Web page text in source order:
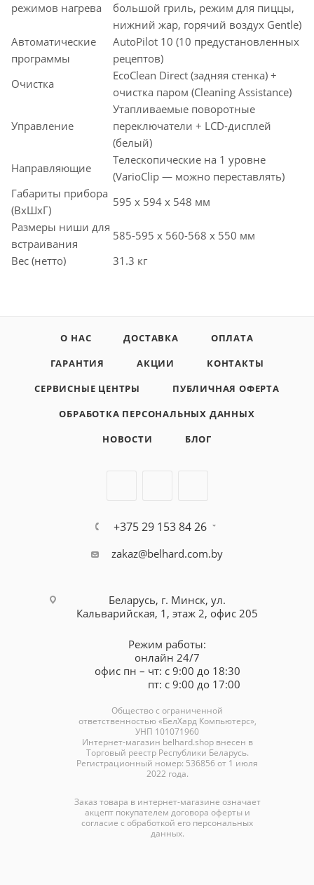
режимов нагрева
большой гриль, режим для пиццы,
нижний жар, горячий воздух Gentle)
Автоматические
программы
AutoPilot 10 (10 предустановленных
рецептов)
Очистка
EcoClean Direct (задняя стенка) +
очистка паром (Cleaning Assistance)
Управление
Утапливаемые поворотные
переключатели + LCD-дисплей
(белый)
Направляющие
Телескопические на 1 уровне
(VarioClip — можно переставлять)
Габариты прибора
(ВхШхГ)
595 x 594 x 548 мм
Размеры ниши для
встраивания
585-595 x 560-568 x 550 мм
Вес (нетто)
31.3 кг
О НАС ДОСТАВКА
ОПЛАТА
ГАРАНТИЯ
АКЦИИ
КОНТАКТЫ
СЕРВИСНЫЕ ЦЕНТРЫ
ПУБЛИЧНАЯ ОФЕРТА
ОБРАБОТКА ПЕРСОНАЛЬНЫХ ДАННЫХ
НОВОСТИ
БЛОГ
+375 29 153 84 26
zakaz@belhard.com.by
Беларусь, г. Минск, ул.
Кальварийская, 1, этаж 2, офис 205
Режим работы:
онлайн 24/7
офис пн – чт: с 9:00 до 18:30
пт: с 9:00 до 17:00
Общество с ограниченной
ответственностью «БелХард Компьютерс»,
УНП 101071960
Интернет-магазин belhard.shopвнесен в
Торговый реестр Республики Беларусь.
Регистрационный номер: 536856 от 1 июля
2022 года.
Заказ товара в интернет-магазине означает
акцепт покупателем договора оферты и
согласие с обработкой его персональных
данных.